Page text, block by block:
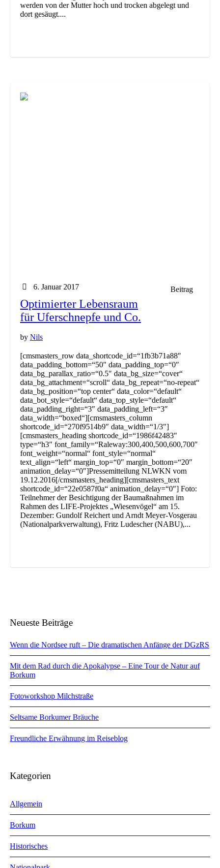
werden von der Mutter hoch und trocken abgelegt und
dort gesäugt....
Beitrag
6. Januar 2017
Optimierter Lebensraum
für Uferschnepfe und Co.
by Nils
[cmsmasters_row data_shortcode_id=“1fb3b71a88″
data_padding_bottom=“50″ data_padding_top=“0″
data_bg_parallax_ratio=“0.5″ data_bg_size=“cover“
data_bg_attachment=“scroll“ data_bg_repeat=“no-repeat“
data_bg_position=“top center“ data_color=“default“
data_bot_style=“default“ data_top_style=“default“
data_padding_right=“3″ data_padding_left=“3″
data_width=“boxed“][cmsmasters_column
shortcode_id=“270f9514b9″ data_width=“1/3″]
[cmsmasters_heading shortcode_id=“1986f42483″
type=“h3″ font_family=“Raleway:300,400,500,600,700″
font_weight=“normal“ font_style=“normal“
text_align=“left“ margin_top=“0″ margin_bottom=“20″
animation_delay=“0″]Pressemitteilung NLWKN vom
19.12.2016[/cmsmasters_heading][cmsmasters_text
shortcode_id=“22e0587f0a“ animation_delay=“0″] Foto:
Teilnehmer der Besichtigung der Baumaßnahmen im
Rahmen des LIFE-Projektes „Wiesenvögel“ am 15.
Dezember: Gundolf Reichert und Arndt Meyer-Vosgerau
(Nationalparkverwaltung), Fritz Ludescher (NABU),...
Neueste Beiträge
Wenn die Nordsee ruft – Die dramatischen Anfänge der DGzRS
Mit dem Rad durch die Apokalypse – Eine Tour de Natur auf
Borkum
Fotoworkshop Milchstraße
Seltsame Borkumer Bräuche
Freundliche Erwähnung im Reiseblog
Kategorien
Allgemein
Borkum
Historisches